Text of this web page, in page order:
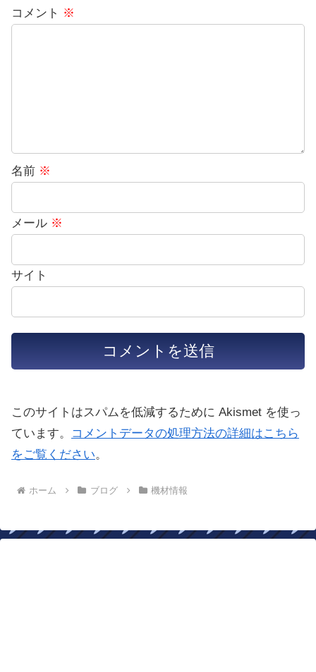
コメント ※
名前 ※
メール ※
サイト
このサイトはスパムを低減するために Akismet を使っ
ています。
コメントデータの処理方法の詳細はこちら
をご覧ください。
ホーム ブログ 機材情報